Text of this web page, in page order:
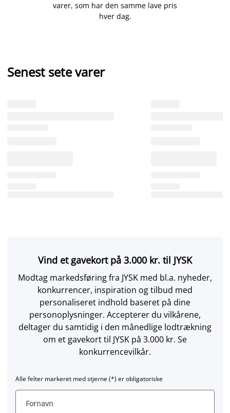
varer, som har den samme lave pris
hver dag.
Senest sete varer
Vind et gavekort på 3.000 kr. til JYSK
Modtag markedsføring fra JYSK med bl.a. nyheder,
konkurrencer, inspiration og tilbud med
personaliseret indhold baseret på dine
personoplysninger. Accepterer du vilkårene,
deltager du samtidig i den månedlige lodtrækning
om et gavekort til JYSK på 3.000 kr. Se
konkurrencevilkår.
Alle felter markeret med stjerne (*) er obligatoriske
Fornavn